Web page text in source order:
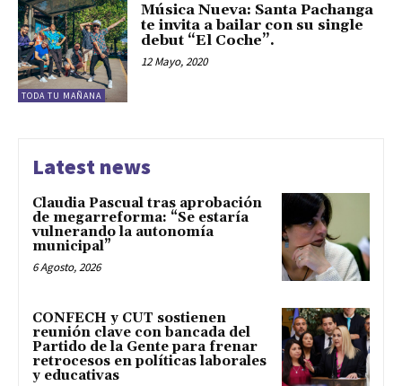
TODA TU MAÑANA
Música Nueva: Santa Pachanga
te invita a bailar con su single
debut “El Coche”.
12 Mayo, 2020
Latest news
Claudia Pascual tras aprobación
de megarreforma: “Se estaría
vulnerando la autonomía
municipal”
6 Agosto, 2026
CONFECH y CUT sostienen
reunión clave con bancada del
Partido de la Gente para frenar
retrocesos en políticas laborales
y educativas